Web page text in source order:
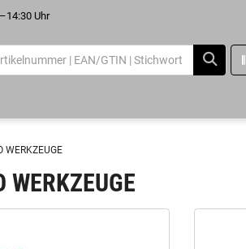
Uhr
WERKZEUGE
WERKZEUGE